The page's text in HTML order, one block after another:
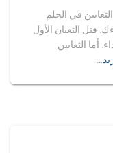
في الحلم
قتل الثعبان الأول
أما الثعابين